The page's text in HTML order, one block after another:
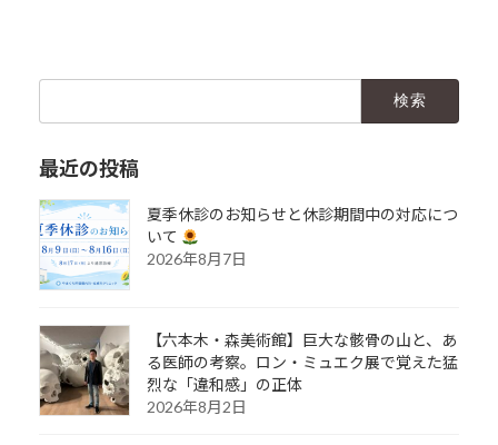
最近の投稿
夏季休診のお知らせと休診期間中の対応につ
いて
2026年8月7日
【六本木・森美術館】巨大な骸骨の山と、あ
る医師の考察。ロン・ミュエク展で覚えた猛
烈な「違和感」の正体
2026年8月2日